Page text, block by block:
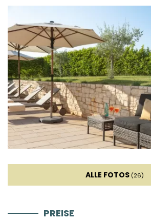
Herd
Ofen
Kühlschrank
Mikrowelle
Toaster
Geschirrspüler
ALLE FOTOS (26)
PREISE